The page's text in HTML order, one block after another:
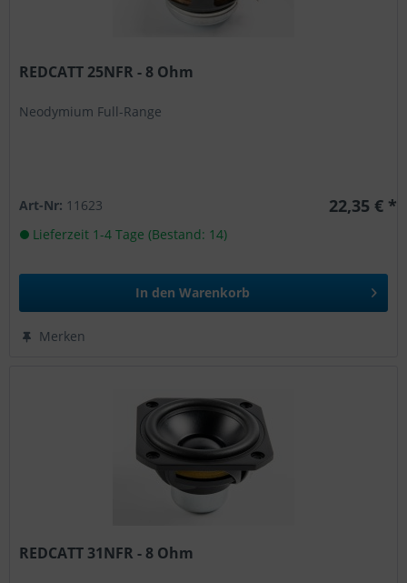
REDCATT 25NFR - 8 Ohm
Neodymium Full-Range
Art-Nr: 11623 22,35 € *
Lieferzeit 1-4 Tage (Bestand: 14)
In den Warenkorb
Merken
REDCATT 31NFR - 8 Ohm